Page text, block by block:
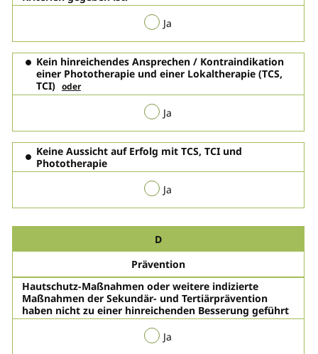
Ja
Kein hinreichendes Ansprechen / Kontraindikation
einer Phototherapie und einer Lokaltherapie (TCS,
TCI) oder
Ja
Keine Aussicht auf Erfolg mit TCS, TCI und
Phototherapie
Ja
D
Prävention
Hautschutz-Maßnahmenoder weitere indizierte
Maßnahmen der Sekundär- und Tertiärprävention
haben nicht zu einer hinreichenden Besserung geführt
Ja